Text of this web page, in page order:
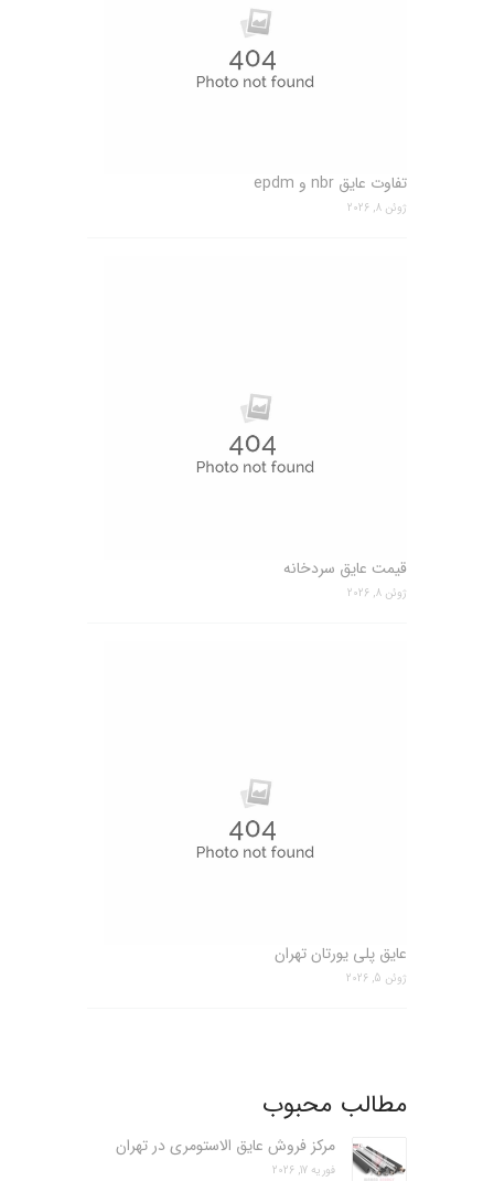
تفاوت عایق nbr و epdm
ژوئن 8, 2026
قیمت عایق سردخانه
ژوئن 8, 2026
عایق پلی یورتان تهران
ژوئن 5, 2026
مطالب محبوب
مرکز فروش عایق الاستومری در تهران
فوریه 17, 2026